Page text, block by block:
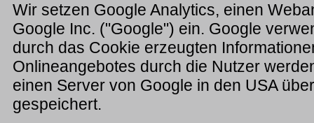
Wir setzen Google Analytics, einen
Google Inc. ("Google") ein. Google
durch das Cookie erzeugten
Onlineangebotes durch die Nutzer
einen Server von Google in den USA
gespeichert.